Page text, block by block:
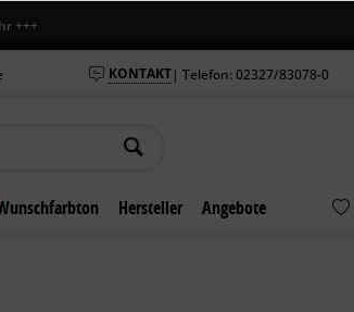
Neue Öffnungszeiten am Standort in Bochum +++
KONTAKT| Telefon: 02327/83078-0
Hersteller Angebote